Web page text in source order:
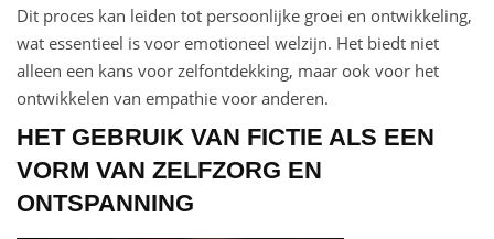
Dit proces kan leiden tot persoonlijke groei en ontwikkeling,
wat essentieel is voor emotioneel welzijn. Het biedt niet
alleen een kans voor zelfontdekking, maar ook voor het
ontwikkelen van empathie voor anderen.
HET GEBRUIK VAN FICTIE ALS EEN
VORM VAN ZELFZORG EN
ONTSPANNING